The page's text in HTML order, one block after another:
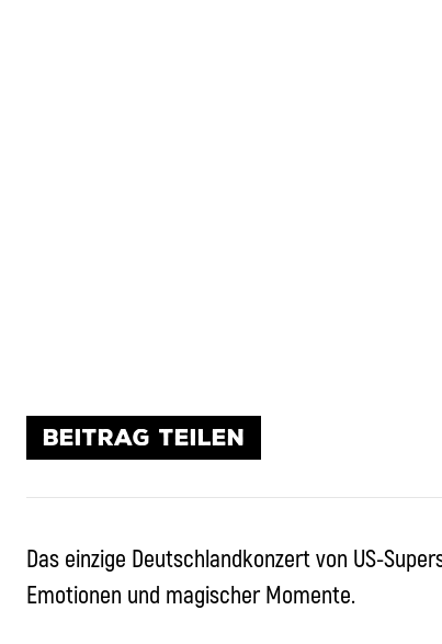
BEITRAG TEILEN
Das einzige Deutschlandkonzert von US-
Emotionen und magischer Momente.